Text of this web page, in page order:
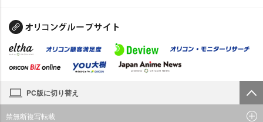
PC版に切り替え
禁無断複写転載